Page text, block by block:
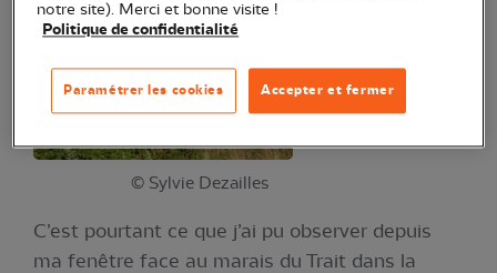
© Sylvie Dezailles
C’est pourtant ce que j’ai pu observer depuis
ma fenêtre face au marais du Trait dans la
notre site). Merci et bonne visite !
Politique de confidentialité
Accepter et fermer
Paramétrer les cookies